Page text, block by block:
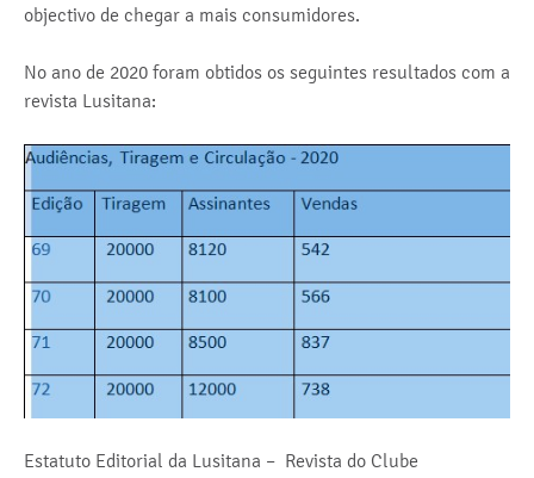
objectivo de chegar a mais consumidores.
No ano de 2020 foram obtidos os seguintes resultados com a
revista Lusitana:
Estatuto Editorial da Lusitana – Revista do Clube